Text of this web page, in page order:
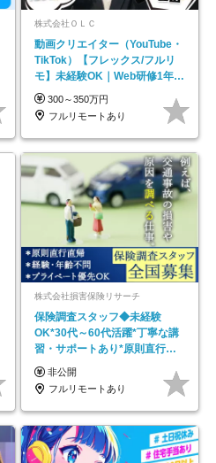
株式会社ＯＬＣ
動画クリエイター（YouTube・
TikTok）【フレックス/フルリ
モ】未経験OK｜Web研修1年間
｜副業OK
300～350万円
フルリモートあり
株式会社損害保険リサーチ
保険調査スタッフ◆未経験
OK*30代～60代活躍*丁寧な講
習・サポートあり*原則直行直
帰／全国募集・業務委託
非公開
フルリモートあり